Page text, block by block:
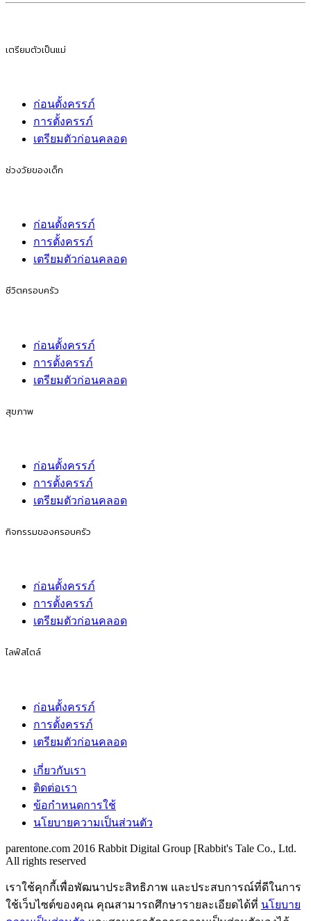
เตรียมตัวเป็นแม่
ก่อนตั้งครรภ์
การตั้งครรภ์
เตรียมตัวก่อนคลอด
ช่วงวัยของเด็ก
ก่อนตั้งครรภ์
การตั้งครรภ์
เตรียมตัวก่อนคลอด
ชีวิตครอบครัว
ก่อนตั้งครรภ์
การตั้งครรภ์
เตรียมตัวก่อนคลอด
สุขภาพ
ก่อนตั้งครรภ์
การตั้งครรภ์
เตรียมตัวก่อนคลอด
กิจกรรมของครอบครัว
ก่อนตั้งครรภ์
การตั้งครรภ์
เตรียมตัวก่อนคลอด
ไลฟ์สไตล์
ก่อนตั้งครรภ์
การตั้งครรภ์
เตรียมตัวก่อนคลอด
เกี่ยวกับเรา
ติดต่อเรา
ข้อกำหนดการใช้
นโยบายความเป็นส่วนตัว
parentone.com 2016 Rabbit Digital Group [Rabbit's Tale Co., Ltd.
All rights reserved
เราใช้คุกกี้เพื่อพัฒนาประสิทธิภาพ และประสบการณ์ที่ดีในการ
ใช้เว็บไซต์ของคุณ คุณสามารถศึกษารายละเอียดได้ที่ นโยบาย